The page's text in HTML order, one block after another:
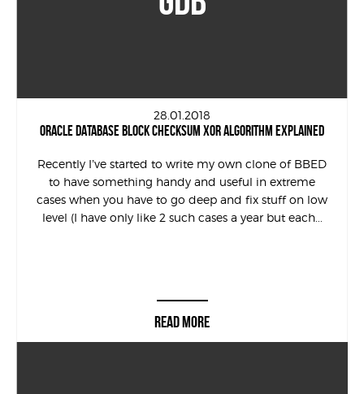
28.01.2018
ORACLE DATABASE BLOCK CHECKSUM XOR ALGORITHM EXPLAINED
Recently I’ve started to write my own clone of BBED
to have something handy and useful in extreme
cases when you have to go deep and fix stuff on low
level (I have only like 2 such cases a year but each...
READ MORE